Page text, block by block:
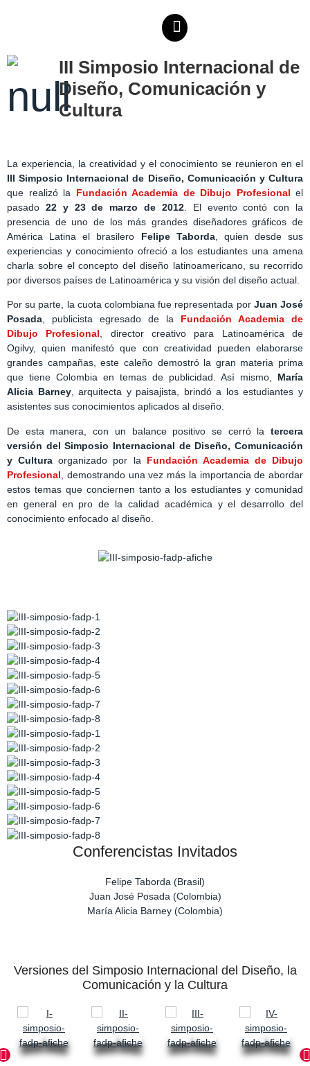
III Simposio Internacional de
Diseño, Comunicación y
Cultura
La experiencia, la creatividad y el conocimiento se reunieron en el
III Simposio Internacional de Diseño, Comunicación y Cultura
que realizó la Fundación Academia de Dibujo Profesional el
pasado 22 y 23 de marzo de 2012. El evento contó con la
presencia de uno de los más grandes diseñadores gráficos de
América Latina el brasilero Felipe Taborda, quien desde sus
experiencias y conocimiento ofreció a los estudiantes una amena
charla sobre el concepto del diseño latinoamericano, su recorrido
por diversos países de Latinoamérica y su visión del diseño actual.
Por su parte, la cuota colombiana fue representada por Juan José
Posada, publicista egresado de la Fundación Academia de
Dibujo Profesional, director creativo para Latinoamérica de
Ogilvy, quien manifestó que con creatividad pueden elaborarse
grandes campañas, este caleño demostró la gran materia prima
que tiene Colombia en temas de publicidad. Así mismo, María
Alicia Barney, arquitecta y paisajista, brindó a los estudiantes y
asistentes sus conocimientos aplicados al diseño.
De esta manera, con un balance positivo se cerró la tercera
versión del Simposio Internacional de Diseño, Comunicación
y Cultura organizado por la Fundación Academia de Dibujo
Profesional , demostrando una vez más la importancia de abordar
estos temas que conciernen tanto a los estudiantes y comunidad
en general en pro de la calidad académica y el desarrollo del
conocimiento enfocado al diseño.
Conferencistas Invitados
Felipe Taborda (Brasil)
Juan José Posada (Colombia)
María Alicia Barney (Colombia)
Versiones del Simposio Internacional del Diseño, la
Comunicación y la Cultura